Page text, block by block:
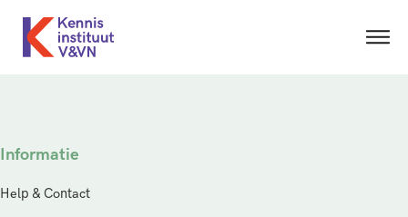
Informatie
Help & Contact